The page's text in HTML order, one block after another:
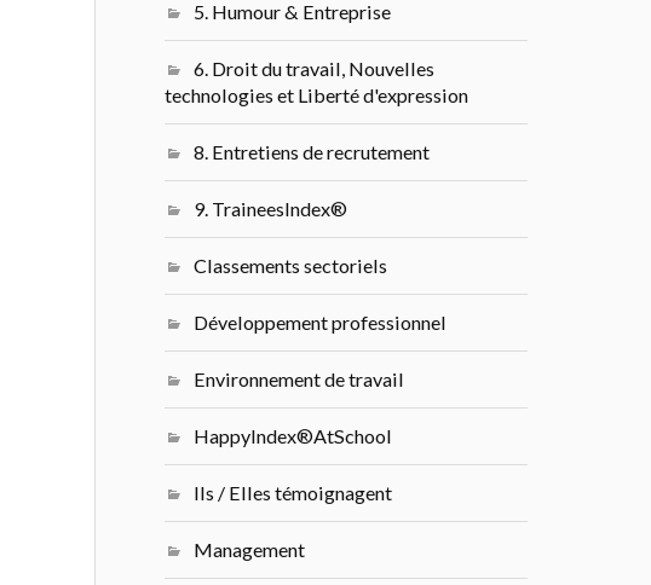
5. Humour & Entreprise
6. Droit du travail, Nouvelles
technologies et Liberté d'expression
8. Entretiens de recrutement
9. TraineesIndex®
Classements sectoriels
Développement professionnel
Environnement de travail
HappyIndex®AtSchool
Ils / Elles témoignagent
Management